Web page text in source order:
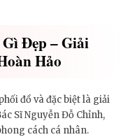
Đẹp – Giải
Hảo
đồ và đặc biệt là giải
Sĩ Nguyễn Đỗ Chỉnh,
cách cá nhân.